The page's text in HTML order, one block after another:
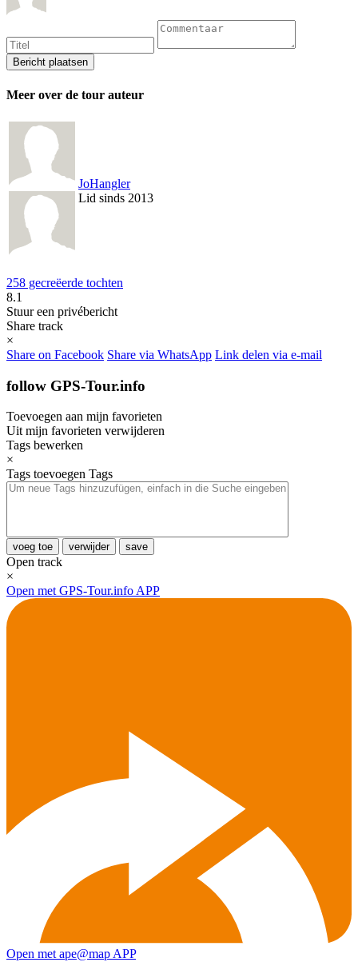
Meer over de tour auteur
JoHangler
Lid sinds 2013
258 gecreëerde tochten
8.1
Stuur een privébericht
Share track
×
Share on Facebook Share via WhatsApp Link delen via e-mail
follow GPS-Tour.info
Toevoegen aan mijn favorieten
Uit mijn favorieten verwijderen
Tags bewerken
×
Tags toevoegen Tags
voeg toe verwijder save
Open track
×
Open met GPS-Tour.info APP
Open met ape@map APP